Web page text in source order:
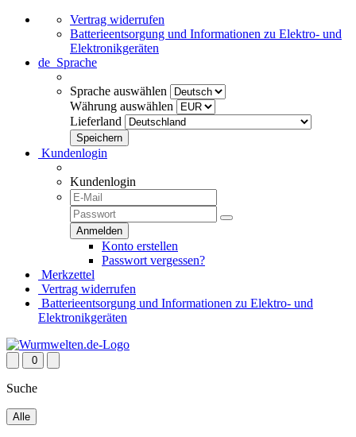
Vertrag widerrufen
Batterieentsorgung und Informationen zu Elektro- und
Elektronikgeräten
de Sprache
Sprache auswählen
Währung auswählen
Lieferland
Kundenlogin
Kundenlogin
Konto erstellen
Passwort vergessen?
Merkzettel
Vertrag widerrufen
Batterieentsorgung und Informationen zu Elektro- und
Elektronikgeräten
0
Suche
Alle